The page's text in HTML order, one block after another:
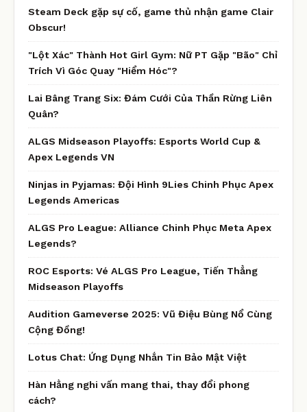
Steam Deck gặp sự cố, game thủ nhận game Clair
Obscur!
"Lột Xác" Thành Hot Girl Gym: Nữ PT Gặp "Bão" Chỉ
Trích Vì Góc Quay "Hiểm Hóc"?
Lai Bâng Trang Six: Đám Cưới Của Thần Rừng Liên
Quân?
ALGS Midseason Playoffs: Esports World Cup &
Apex Legends VN
Ninjas in Pyjamas: Đội Hình 9Lies Chinh Phục Apex
Legends Americas
ALGS Pro League: Alliance Chinh Phục Meta Apex
Legends?
ROC Esports: Vé ALGS Pro League, Tiến Thẳng
Midseason Playoffs
Audition Gameverse 2025: Vũ Điệu Bùng Nổ Cùng
Cộng Đồng!
Lotus Chat: Ứng Dụng Nhắn Tin Bảo Mật Việt
Hàn Hằng nghi vấn mang thai, thay đổi phong
cách?